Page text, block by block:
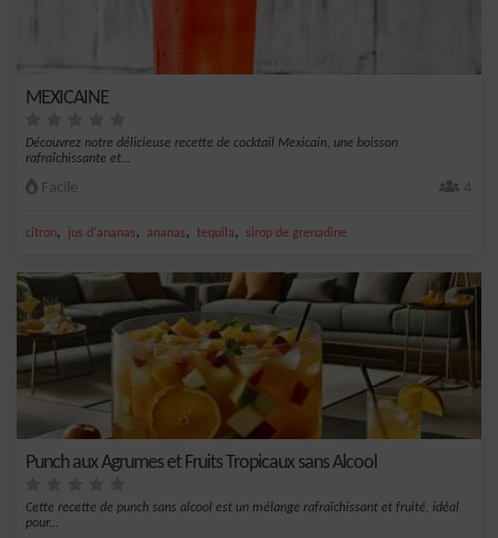
MEXICAINE
Découvrez notre délicieuse recette de cocktail Mexicain, une boisson
rafraîchissante et...
Facile 4
citron, jus d'ananas, ananas, tequila, sirop de grenadine
Punch aux Agrumes et Fruits Tropicaux sans Alcool
Cette recette de punch sans alcool est un mélange rafraîchissant et fruité, idéal
pour...